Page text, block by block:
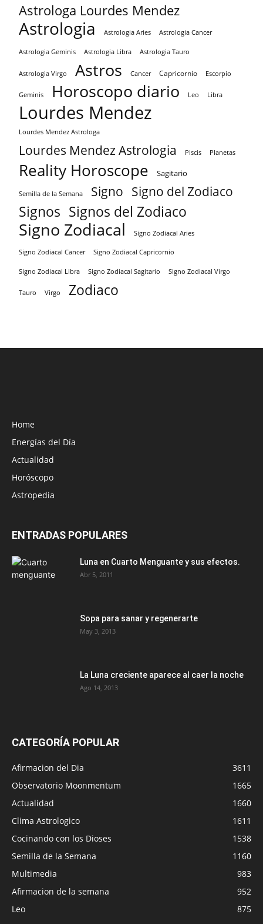
Astrologa Lourdes Mendez
Astrologia Astrologia Aries Astrologia Cancer
Astrologia Geminis Astrologia Libra Astrologia Tauro
Astrologia Virgo Astros Cancer Capricornio Escorpio
Geminis Horoscopo diario Leo Libra
Lourdes Mendez
Lourdes Mendez Astrologa
Lourdes Mendez Astrologia Piscis Planetas
Reality Horoscope Sagitario
Semilla de la Semana Signo Signo del Zodiaco
Signos Signos del Zodiaco
Signo Zodiacal Signo Zodiacal Aries
Signo Zodiacal Cancer Signo Zodiacal Capricornio
Signo Zodiacal Libra Signo Zodiacal Sagitario Signo Zodiacal Virgo
Tauro Virgo Zodiaco
Home
Energías del Día
Actualidad
Horóscopo
Astropedia
ENTRADAS POPULARES
Luna en Cuarto Menguante y sus efectos.
Abr 5, 2011
Sopa para sanar y regenerarte
May 3, 2013
La Luna creciente aparece al caer la noche
Ago 14, 2013
CATEGORÍA POPULAR
Afirmacion del Dia
3611
Observatorio Moonmentum
1665
Actualidad
1660
Clima Astrologico
1611
Cocinando con los Dioses
1538
Semilla de la Semana
1160
Multimedia
983
Afirmacion de la semana
952
Leo
875